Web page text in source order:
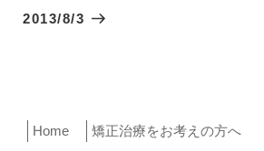
ゲ
稿
の
2013/8/3
Home 矯正治療をお考えの方へ